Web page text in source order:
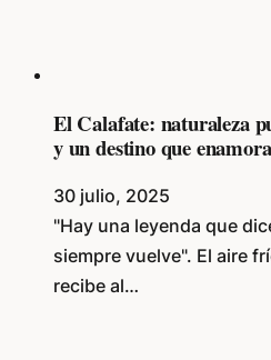
El Calafate: naturaleza
y un destino que enamora
30 julio, 2025
"Hay una leyenda que
siempre vuelve". El aire
recibe al…